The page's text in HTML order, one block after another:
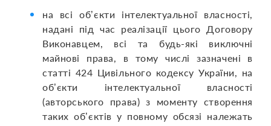
на всі об’єкти інтелектуальної власності,
надані під час реалізації цього Договору
Виконавцем, всі та будь-які виключні
майнові права, в тому числі зазначені в
статті 424 Цивільного кодексу України, на
об’єкти інтелектуальної власності
(авторського права) з моменту створення
таких об’єктів у повному обсязі належать